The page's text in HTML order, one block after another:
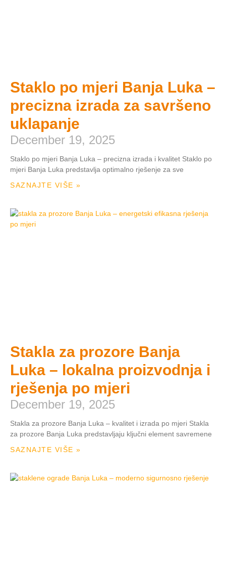
Staklo po mjeri Banja Luka –
precizna izrada za savršeno
uklapanje
December 19, 2025
Staklo po mjeri Banja Luka – precizna izrada i kvalitet Staklo po
mjeri Banja Luka predstavlja optimalno rješenje za sve
SAZNAJTE VIŠE »
Stakla za prozore Banja
Luka – lokalna proizvodnja i
rješenja po mjeri
December 19, 2025
Stakla za prozore Banja Luka – kvalitet i izrada po mjeri Stakla
za prozore Banja Luka predstavljaju ključni element savremene
SAZNAJTE VIŠE »